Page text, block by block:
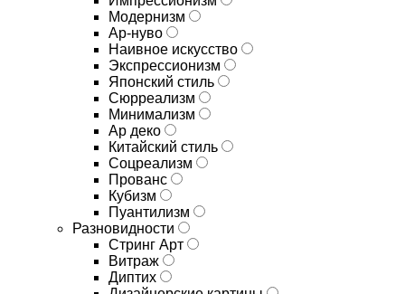
Модернизм
Ар-нуво
Наивное искусство
Экспрессионизм
Японский стиль
Сюрреализм
Минимализм
Ар деко
Китайский стиль
Соцреализм
Прованс
Кубизм
Пуантилизм
Разновидности
Стринг Арт
Витраж
Диптих